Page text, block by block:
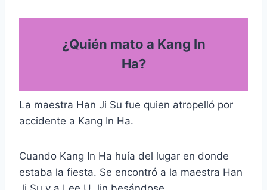
¿Quién mato a Kang In
Ha?
La maestra Han Ji Su fue quien atropelló por
accidente a Kang In Ha.
Cuando Kang In Ha huía del lugar en donde
estaba la fiesta. Se encontró a la maestra Han